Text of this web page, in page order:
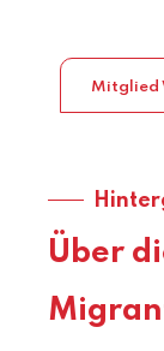
Mitglied
Über